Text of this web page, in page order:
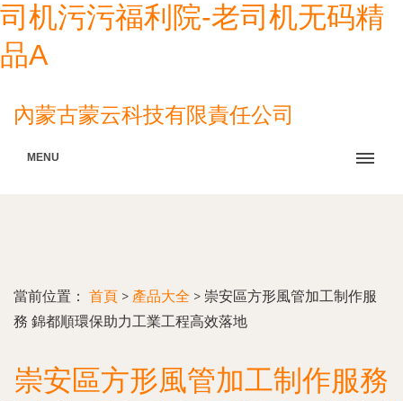
司机污污福利院-老司机无码精
品A
內蒙古蒙云科技有限責任公司
MENU
當前位置： 首頁 > 產品大全 > 崇安區方形風管加工制作服
務 錦都順環保助力工業工程高效落地
崇安區方形風管加工制作服務